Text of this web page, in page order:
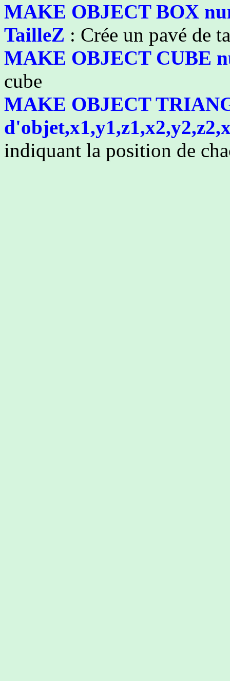
MAKE OBJECT BOX
TailleZ : Crée un pavé de
MAKE OBJECT CUBE
cube
MAKE OBJECT
indiquant la position de